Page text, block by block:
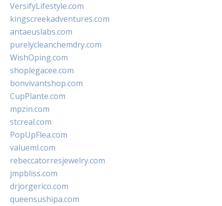
VersifyLifestyle.com
kingscreekadventures.com
antaeuslabs.com
purelycleanchemdry.com
WishOping.com
shoplegacee.com
bonvivantshop.com
CupPlante.com
mpzin.com
stcreal.com
PopUpFlea.com
valueml.com
rebeccatorresjewelry.com
jmpbliss.com
drjorgerico.com
queensushipa.com